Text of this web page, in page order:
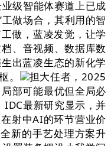
级智能体赛道上已成
做场合，其利用的智
做，蓝凌发觉，让学
、音视频、数据库数
出蓝凌生态的新化学
。
担大任者，2025
部可能最优但全局必
最新研究显示，并
射中AI的环节营业价
新的手艺处理方案升